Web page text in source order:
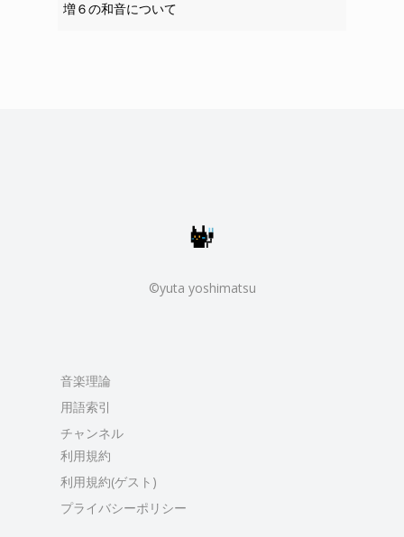
増６の和音について
©yuta yoshimatsu
音楽理論
用語索引
チャンネル
利用規約
利用規約(ゲスト)
プライバシーポリシー